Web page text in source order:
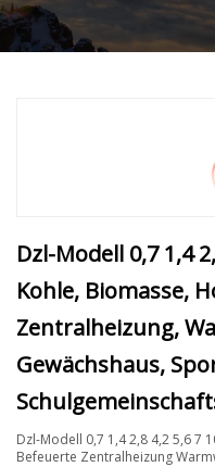
Dzl-Modell 0,7 1,4
Kohle, Biomasse,
Zentralheizung,
Gewächshaus,
Dzl-Modell 0,7 1,4 2,8 4,2 5,6 7
Befeuerte Zentralheizung